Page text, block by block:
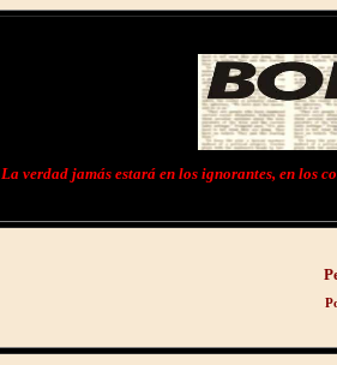
La verdad jamás estará en los ignorantes, en los